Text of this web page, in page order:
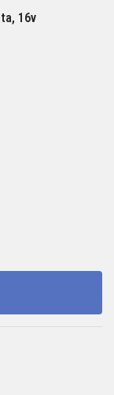
16v